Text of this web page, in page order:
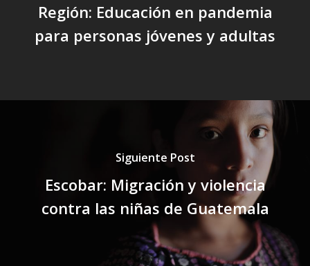
Región: Educación en pandemia
para personas jóvenes y adultas
Siguiente Post
Escobar: Migración y violencia
contra las niñas de Guatemala